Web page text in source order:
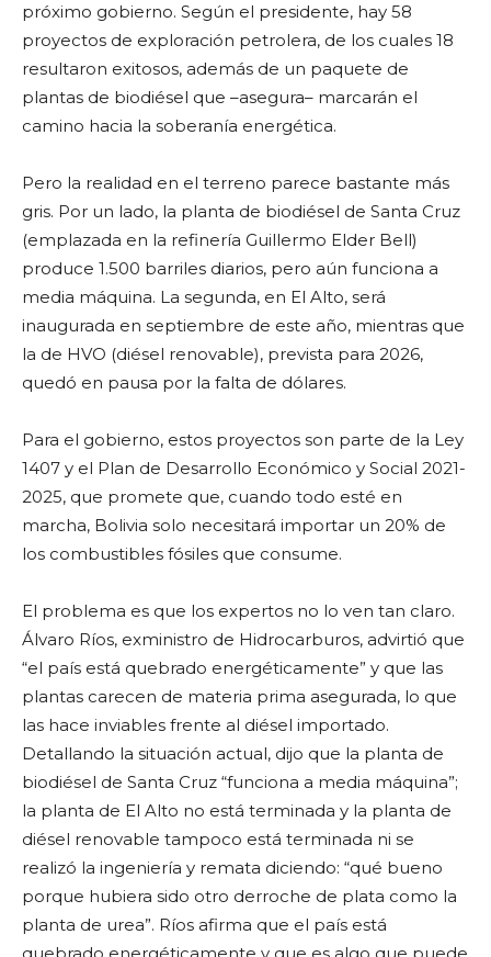
próximo gobierno. Según el presidente, hay 58
proyectos de exploración petrolera, de los cuales 18
resultaron exitosos, además de un paquete de
plantas de biodiésel que –asegura– marcarán el
camino hacia la soberanía energética.
Pero la realidad en el terreno parece bastante más
gris. Por un lado, la planta de biodiésel de Santa Cruz
(emplazada en la refinería Guillermo Elder Bell)
produce 1.500 barriles diarios, pero aún funciona a
media máquina. La segunda, en El Alto, será
inaugurada en septiembre de este año, mientras que
la de HVO (diésel renovable), prevista para 2026,
quedó en pausa por la falta de dólares.
Para el gobierno, estos proyectos son parte de la Ley
1407 y el Plan de Desarrollo Económico y Social 2021-
2025, que promete que, cuando todo esté en
marcha, Bolivia solo necesitará importar un 20% de
los combustibles fósiles que consume.
El problema es que los expertos no lo ven tan claro.
Álvaro Ríos, exministro de Hidrocarburos, advirtió que
“el país está quebrado energéticamente” y que las
plantas carecen de materia prima asegurada, lo que
las hace inviables frente al diésel importado.
Detallando la situación actual, dijo que la planta de
biodiésel de Santa Cruz “funciona a media máquina”;
la planta de El Alto no está terminada y la planta de
diésel renovable tampoco está terminada ni se
realizó la ingeniería y remata diciendo: “qué bueno
porque hubiera sido otro derroche de plata como la
planta de urea”. Ríos afirma que el país está